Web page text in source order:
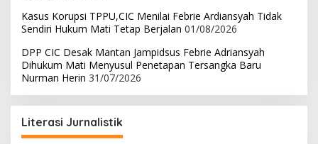
Kasus Korupsi TPPU,CIC Menilai Febrie Ardiansyah Tidak
Sendiri Hukum Mati Tetap Berjalan 01/08/2026
DPP CIC Desak Mantan Jampidsus Febrie Adriansyah
Dihukum Mati Menyusul Penetapan Tersangka Baru
Nurman Herin 31/07/2026
Literasi Jurnalistik